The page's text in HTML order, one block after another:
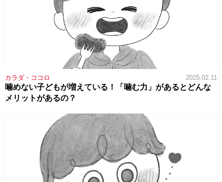
カラダ・ココロ 2025.02.11
噛めない子どもが増えている！「噛む力」があるとどんな
メリットがあるの？